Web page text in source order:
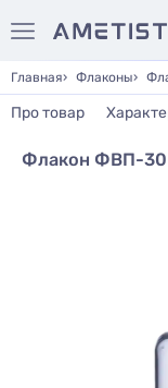
Главная Флаконы
Про товар
Флакон ФВП-30